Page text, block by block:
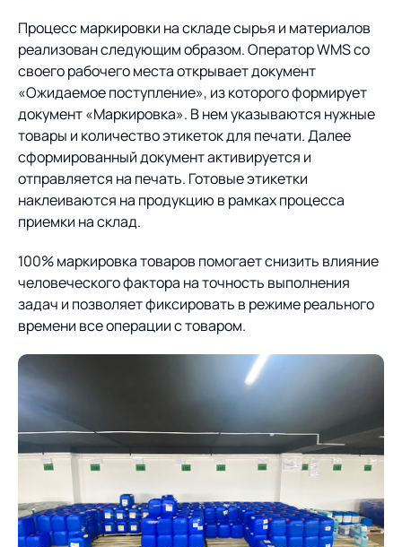
Процесс маркировки на складе сырья и материалов
реализован следующим образом. Оператор WMS со
своего рабочего места открывает документ
«Ожидаемое поступление», из которого формирует
документ «Маркировка». В нем указываются нужные
товары и количество этикеток для печати. Далее
сформированный документ активируется и
отправляется на печать. Готовые этикетки
наклеиваются на продукцию в рамках процесса
приемки на склад.
100% маркировка товаров помогает снизить влияние
человеческого фактора на точность выполнения
задач и позволяет фиксировать в режиме реального
времени все операции с товаром.